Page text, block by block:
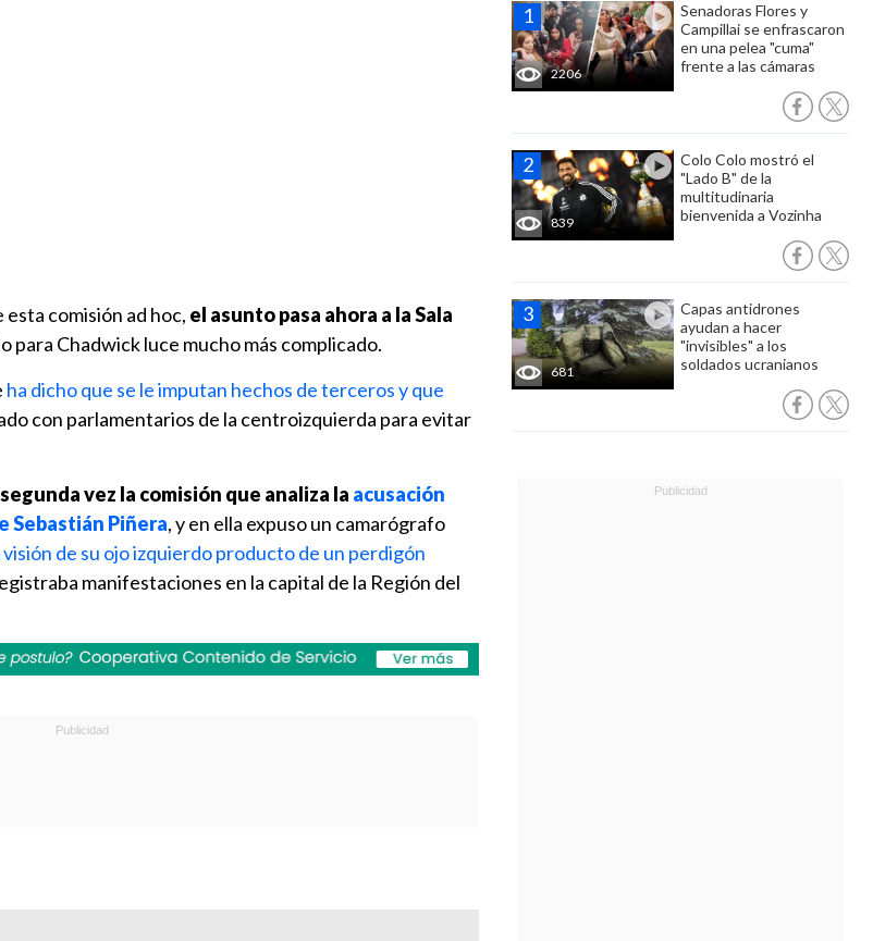
2206
Senadoras Flores y
Campillai se enfrascaron
en una pelea "cuma"
frente a las cámaras
839
Colo Colo mostró el
"Lado B" de la
multitudinaria
bienvenida a Vozinha
681
Capas antidrones
ayudan a hacer
"invisibles" a los
soldados ucranianos
comisión ad hoc, el asunto pasa ahora a la Sala
para Chadwick luce mucho más complicado.
ha dicho que se le imputan hechos de terceros y que
con parlamentarios de la centroizquierda para evitar
vez la comisión que analiza la acusación
Sebastián Piñera, y en ella expuso un camarógrafo
de su ojo izquierdo producto de un perdigón
manifestaciones en la capital de la Región del